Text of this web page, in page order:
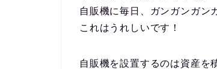
自販機に毎日、ガンガンガン
これはうれしいです！
自販機を設置するのは資産を